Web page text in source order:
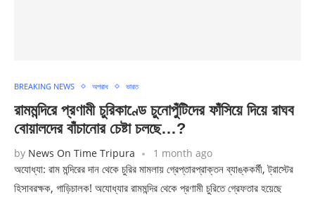
BREAKING NEWS অপরাধ ভারত
রামমন্দিরে প্রণামী চুরিকাণ্ডে চুনোপুঁটিদের ফাঁসিয়ে দিয়ে রাঘব
বোয়ালদের বাঁচানোর চেষ্টা চলছে…?
by News On Time Tripura 1 month ago
অযোধ্যা: রাম মন্দিরের দান থেকে চুরির মামলায় গ্রেপ্তারপ্রাক্তন ব্যাঙ্ককর্মী, ট্রাস্টের
হিসাবরক্ষক, গাড়িচালক! অযোধ্যার রামমন্দির থেকে প্রণামী চুরিতে গ্রেফতার হয়েছে